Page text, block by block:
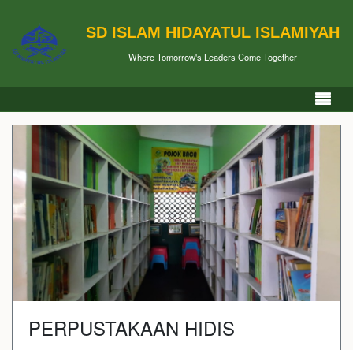
SD ISLAM HIDAYATUL ISLAMIYAH
Where Tomorrow's Leaders Come Together
PERPUSTAKAAN HIDIS